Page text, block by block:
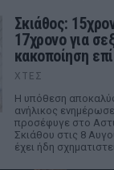
Σκιάθος:
17χρονο για
κακοποίηση
ΧΤΕΣ
Η υπόθεση
ανήλικος
προσέφυγε στο
Σκιάθου στις 8
έχει ήδη σχηματιστεί.